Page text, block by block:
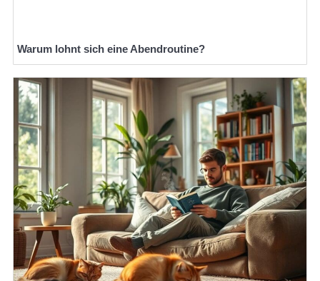
Warum lohnt sich eine Abendroutine?